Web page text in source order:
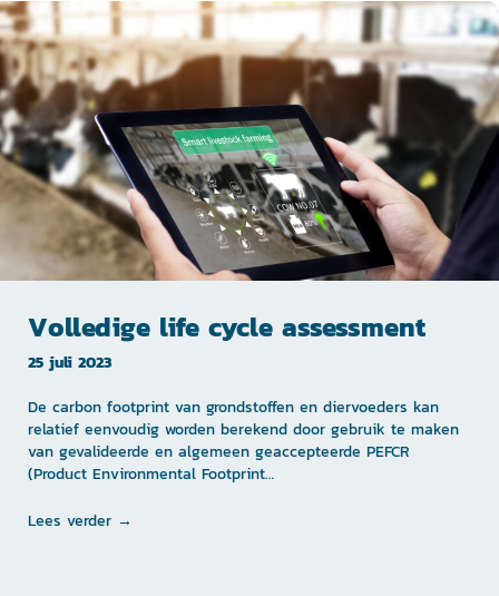
Volledige life cycle assessment
25 juli 2023
De carbon footprint van grondstoffen en diervoeders kan
relatief eenvoudig worden berekend door gebruik te maken
van gevalideerde en algemeen geaccepteerde PEFCR
(Product Environmental Footprint…
Lees verder →